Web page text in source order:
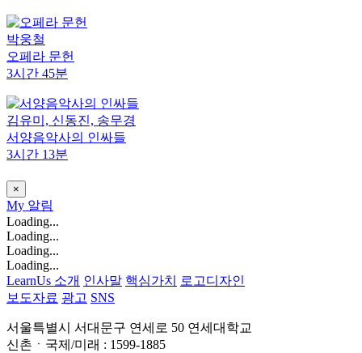
박웅철
오페라 문헌
3시간 45분
김유미, 신동진, 송무경
서양음악사의 인싸들
3시간 13분
×
My 알림
Loading...
Loading...
Loading...
Loading...
LearnUs 소개 인사말 핵심가치
로고디자인
보도자료 광고 SNS
서울특별시 서대문구 연세로 50 연세대학교
신촌ㆍ국제/미래 : 1599-1885